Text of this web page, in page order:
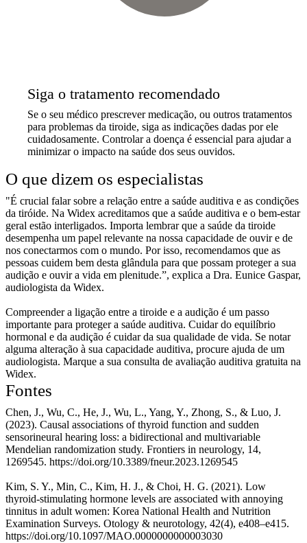
Siga o tratamento recomendado
Se o seu médico prescrever medicação, ou outros tratamentos
para problemas da tiroide, siga as indicações dadas por ele
cuidadosamente. Controlar a doença é essencial para ajudar a
minimizar o impacto na saúde dos seus ouvidos.
O que dizem os especialistas
"É crucial falar sobre a relação entre a saúde auditiva e as condições
da tiróide. Na Widex acreditamos que a saúde auditiva e o bem-estar
geral estão interligados. Importa lembrar que a saúde da tiroide
desempenha um papel relevante na nossa capacidade de ouvir e de
nos conectarmos com o mundo. Por isso, recomendamos que as
pessoas cuidem bem desta glândula para que possam proteger a sua
audição e ouvir a vida em plenitude.”, explica a Dra. Eunice Gaspar,
audiologista da Widex.
Compreender a ligação entre a tiroide e a audição é um passo
importante para proteger a saúde auditiva. Cuidar do equilíbrio
hormonal e da audição é cuidar da sua qualidade de vida. Se notar
alguma alteração à sua capacidade auditiva, procure ajuda de um
audiologista. Marque a sua consulta de avaliação auditiva gratuita na
Widex.
Fontes
Chen, J., Wu, C., He, J., Wu, L., Yang, Y., Zhong, S., & Luo, J.
(2023). Causal associations of thyroid function and sudden
sensorineural hearing loss: a bidirectional and multivariable
Mendelian randomization study. Frontiers in neurology, 14,
1269545. https://doi.org/10.3389/fneur.2023.1269545
Kim, S. Y., Min, C., Kim, H. J., & Choi, H. G. (2021). Low
thyroid-stimulating hormone levels are associated with annoying
tinnitus in adult women: Korea National Health and Nutrition
Examination Surveys. Otology & neurotology, 42(4), e408–e415.
https://doi.org/10.1097/MAO.0000000000003030